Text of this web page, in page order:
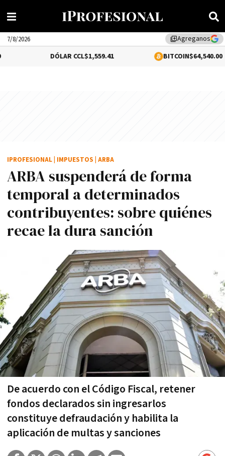
library_addAgreganos
7/8/2026
$1,559.41 BITCOIN$64,540.00
ARBA suspenderá de forma
temporal a determinados
contribuyentes: sobre quiénes
recae la dura sanción
De acuerdo con el Código Fiscal, retener
fondos declarados sin ingresarlos
constituye defraudación y habilita la
aplicación de multas y sanciones
IPROFESIONAL IMPUESTOS ARBA